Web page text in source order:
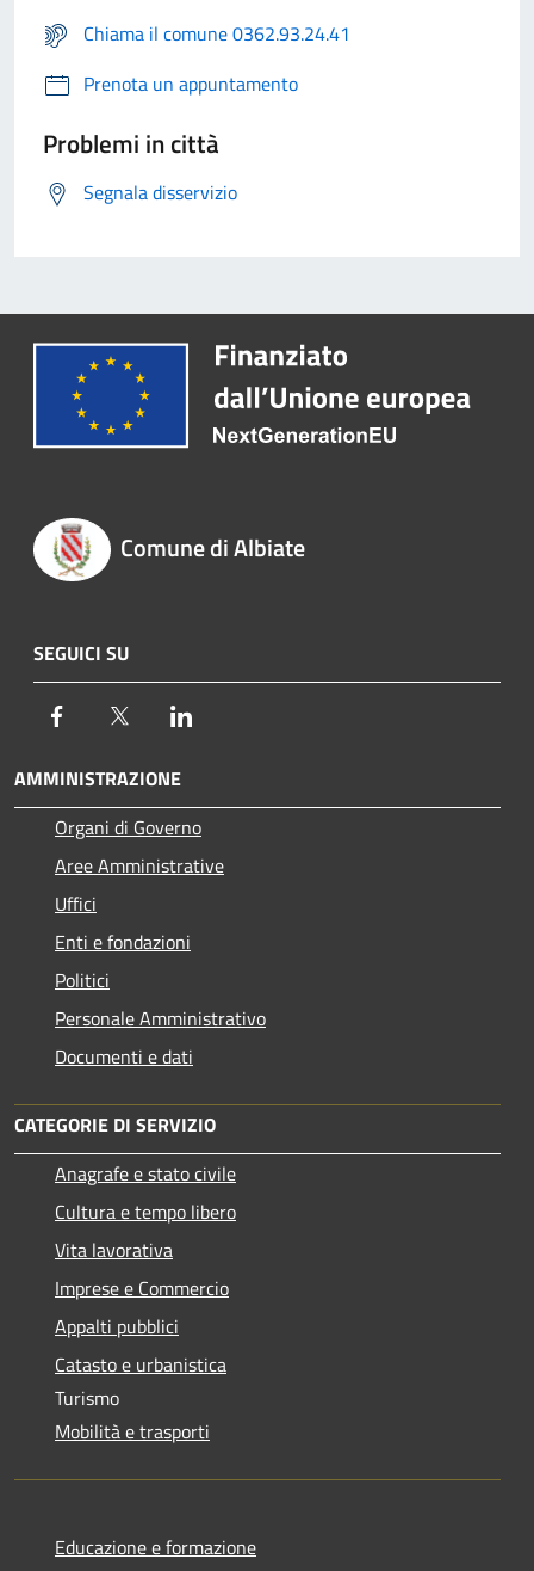
Chiama il comune 0362.93.24.41
Prenota un appuntamento
Problemi in città
Segnala disservizio
Comune di Albiate
SEGUICI SU
Facebook Twitter
AMMINISTRAZIONE
Organi di Governo
Aree Amministrative
Uffici
Enti e fondazioni
Politici
Personale Amministrativo
Documenti e dati
CATEGORIE DI SERVIZIO
Anagrafe e stato civile
Cultura e tempo libero
Vita lavorativa
Imprese e Commercio
Appalti pubblici
Catasto e urbanistica
Turismo
Mobilità e trasporti
Educazione e formazione